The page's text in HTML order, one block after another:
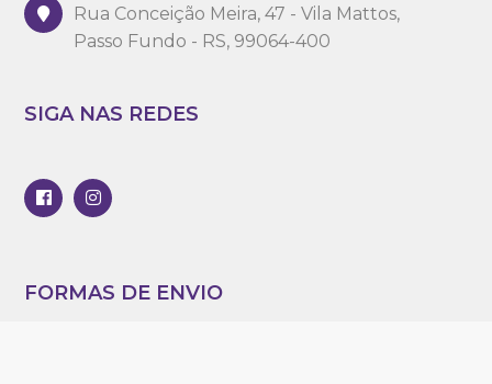
Rua Conceição Meira, 47 - Vila Mattos,
Passo Fundo - RS, 99064-400
SIGA NAS REDES
FORMAS DE ENVIO